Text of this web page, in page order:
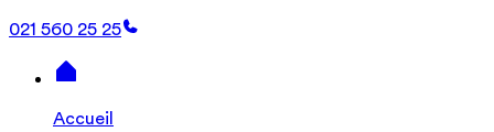
021 560 25 25
Accueil